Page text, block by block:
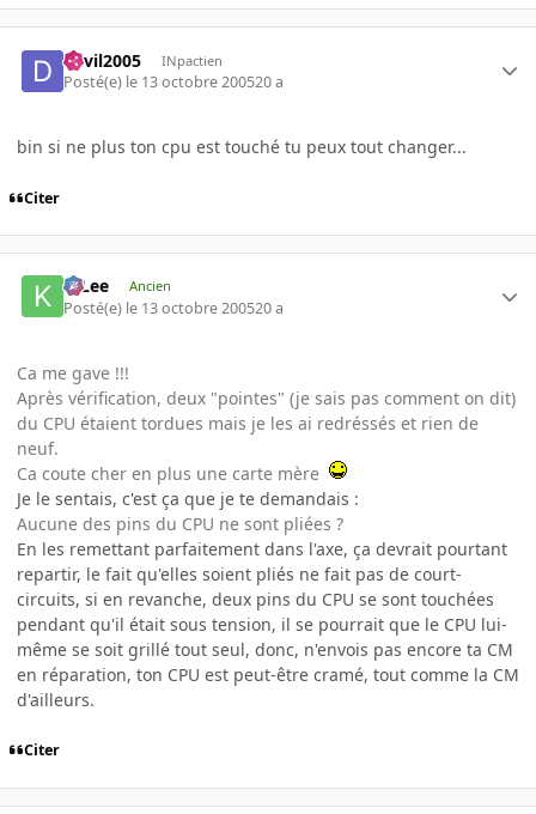
devil2005 INpactien
Posté(e) le 13 octobre 200520 a
bin si ne plus ton cpu est touché tu peux tout changer...
Citer
K-Lee Ancien
Posté(e) le 13 octobre 200520 a
Ca me gave !!!
Après vérification, deux "pointes" (je sais pas comment on dit)
du CPU étaient tordues mais je les ai redréssés et rien de
neuf.
Ca coute cher en plus une carte mère
Je le sentais, c'est ça que je te demandais :
Aucune des pins du CPU ne sont pliées ?
En les remettant parfaitement dans l'axe, ça devrait pourtant
repartir, le fait qu'elles soient pliés ne fait pas de court-
circuits, si en revanche, deux pins du CPU se sont touchées
pendant qu'il était sous tension, il se pourrait que le CPU lui-
même se soit grillé tout seul, donc, n'envois pas encore ta CM
en réparation, ton CPU est peut-être cramé, tout comme la CM
d'ailleurs.
Citer